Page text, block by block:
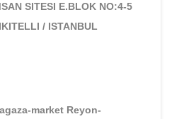
SITESI E.BLOK NO:4-5
/ ISTANBUL
market Reyon-